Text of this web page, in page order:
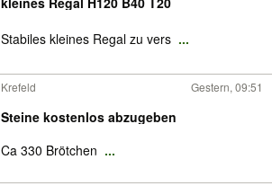
Stabiles kleines Regal zu vers ...
Krefeld Gestern, 09:51
Steine kostenlos abzugeben
Ca 330 Brötchen ...